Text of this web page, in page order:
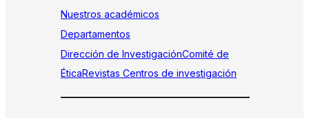
Nuestros académicos
Departamentos
Dirección de InvestigaciónComité de
ÉticaRevistas Centros de investigación